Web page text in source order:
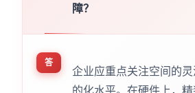
障？
答
企业应重点关注空间的
的化水平。在硬件上，